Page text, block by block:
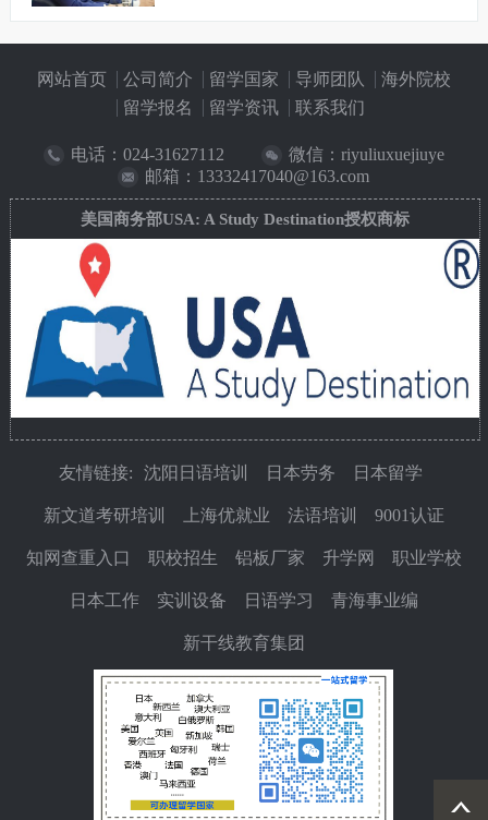
网站首页 公司简介 留学国家 导师团队
海外院校
留学报名
留学资讯 联系我们
电话： 024-31627112
微信：riyuliuxuejiuye
邮箱：13332417040@163.com
美国商务部USA: A Study Destination授权商标
友情链接: 沈阳日语培训 日本劳务 日本留学
新文道考研培训 上海优就业 法语培训 9001认证
知网查重入口 职校招生 铝板厂家 升学网 职业学校
日本工作 实训设备 日语学习 青海事业编
新干线教育集团